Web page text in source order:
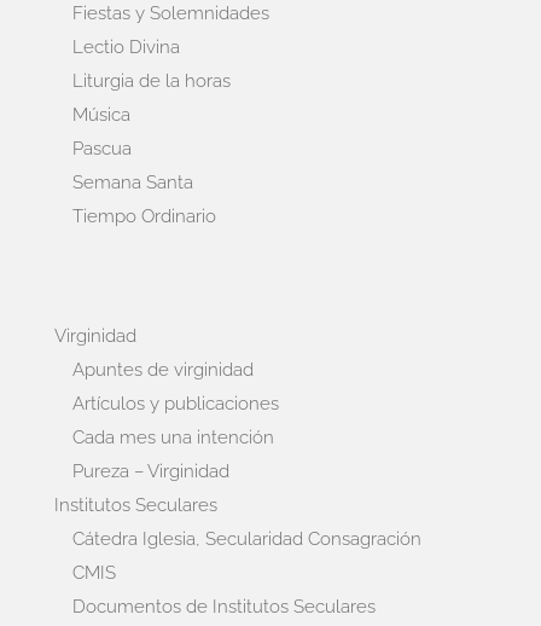
Fiestas y Solemnidades
Lectio Divina
Liturgia de la horas
Música
Pascua
Semana Santa
Tiempo Ordinario
Virginidad
Apuntes de virginidad
Artículos y publicaciones
Cada mes una intención
Pureza – Virginidad
Institutos Seculares
Cátedra Iglesia, Secularidad Consagración
CMIS
Documentos de Institutos Seculares